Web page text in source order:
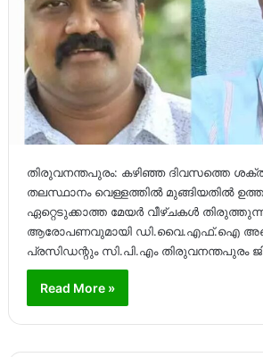
തിരുവനന്തപുരം: കഴിഞ്ഞ ദിവസത്തെ
തലസ്ഥാനം വെള്ളത്തിൽ മുങ്ങിയതിൽ
ഏറ്റെടുക്കാത്ത മേയർ വീഴ്ചകൾ
ആരോപണവുമായി ഡി.വൈ.എഫ്.ഐ
പ്രസിഡന്റും സി.പി.എം തിരുവനന്തപുരം
Read More »